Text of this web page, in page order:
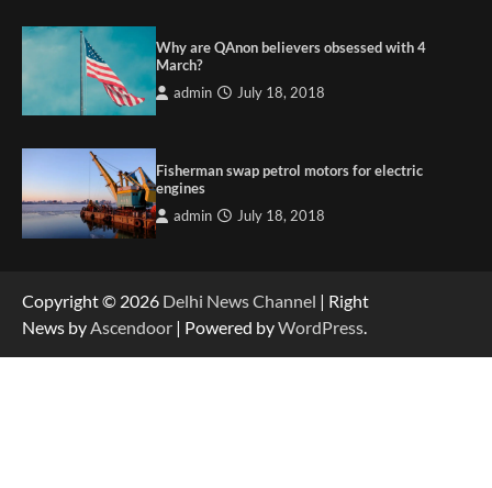
Why are QAnon believers obsessed with 4
March?
admin July 18, 2018
Fisherman swap petrol motors for electric
engines
admin July 18, 2018
Copyright © 2026 Delhi News Channel | Right
News byAscendoor | Powered byWordPress.